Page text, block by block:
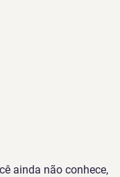
ainda não conhece,